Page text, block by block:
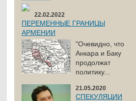
22.02.2022
ПЕРЕМЕННЫЕ ГРАНИЦЫ
АРМЕНИИ
"Очевидно, что
Анкара и Баку
продолжат
политику...
21.05.2020
СПЕКУЛЯЦИИ